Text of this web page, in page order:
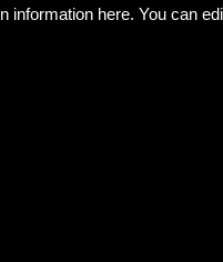
information here. You can